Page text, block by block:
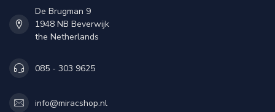
De Brugman 9
1948 NB Beverwijk
the Netherlands
085 - 303 9625
info@miracshop.nl